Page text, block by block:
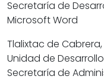
Secretaría de
Microsoft Word
Tlalixtac de
Unidad de
Secretaría de